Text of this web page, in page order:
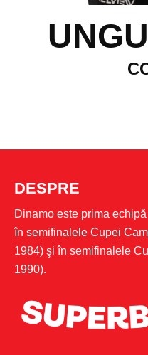
DESPRE
Dinamo este prima
în semifinalele Cupei
1984) şi în semifinalele
1990).